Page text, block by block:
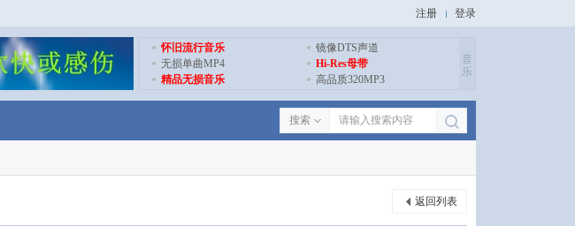
注册 登录
怀旧流行音乐
镜像DTS声道
无损单曲MP4
Hi-Res母带
精品无损音乐
高品质320MP3
音
乐
搜索
返回列表